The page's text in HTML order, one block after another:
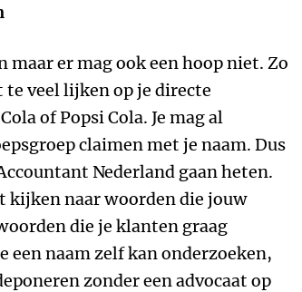
maar er mag ook een hoop niet. Zo
veel lijken op je directe
of Popsi Cola. Je mag al
claimen met je naam. Dus
Nederland gaan heten.
kijken naar woorden die jouw
die je klanten graag
een naam zelf kan onderzoeken,
zonder een advocaat op